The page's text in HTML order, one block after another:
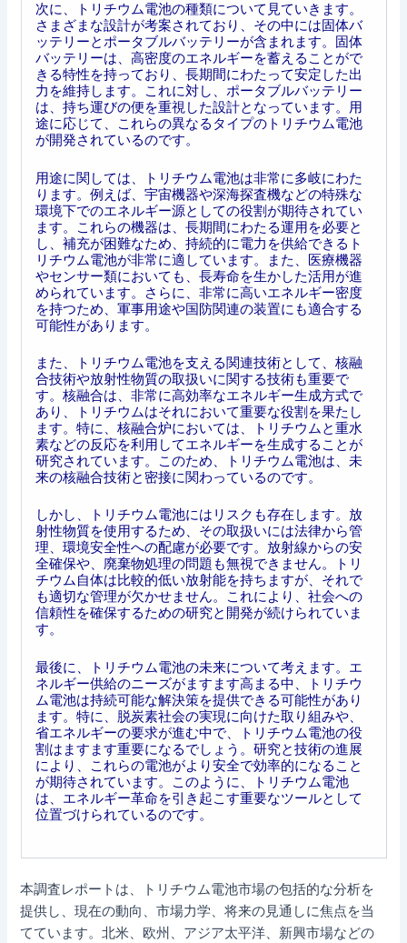
次に、トリチウム電池の種類について見ていきます。
さまざまな設計が考案されており、その中には固体バ
ッテリーとポータブルバッテリーが含まれます。固体
バッテリーは、高密度のエネルギーを蓄えることがで
きる特性を持っており、長期間にわたって安定した出
力を維持します。これに対し、ポータブルバッテリー
は、持ち運びの便を重視した設計となっています。用
途に応じて、これらの異なるタイプのトリチウム電池
が開発されているのです。
用途に関しては、トリチウム電池は非常に多岐にわた
ります。例えば、宇宙機器や深海探査機などの特殊な
環境下でのエネルギー源としての役割が期待されてい
ます。これらの機器は、長期間にわたる運用を必要と
し、補充が困難なため、持続的に電力を供給できるト
リチウム電池が非常に適しています。また、医療機器
やセンサー類においても、長寿命を生かした活用が進
められています。さらに、非常に高いエネルギー密度
を持つため、軍事用途や国防関連の装置にも適合する
可能性があります。
また、トリチウム電池を支える関連技術として、核融
合技術や放射性物質の取扱いに関する技術も重要で
す。核融合は、非常に高効率なエネルギー生成方式で
あり、トリチウムはそれにおいて重要な役割を果たし
ます。特に、核融合炉においては、トリチウムと重水
素などの反応を利用してエネルギーを生成することが
研究されています。このため、トリチウム電池は、未
来の核融合技術と密接に関わっているのです。
しかし、トリチウム電池にはリスクも存在します。放
射性物質を使用するため、その取扱いには法律から管
理、環境安全性への配慮が必要です。放射線からの安
全確保や、廃棄物処理の問題も無視できません。トリ
チウム自体は比較的低い放射能を持ちますが、それで
も適切な管理が欠かせません。これにより、社会への
信頼性を確保するための研究と開発が続けられていま
す。
最後に、トリチウム電池の未来について考えます。エ
ネルギー供給のニーズがますます高まる中、トリチウ
ム電池は持続可能な解決策を提供できる可能性があり
ます。特に、脱炭素社会の実現に向けた取り組みや、
省エネルギーの要求が進む中で、トリチウム電池の役
割はますます重要になるでしょう。研究と技術の進展
により、これらの電池がより安全で効率的になること
が期待されています。このように、トリチウム電池
は、エネルギー革命を引き起こす重要なツールとして
位置づけられているのです。
本調査レポートは、トリチウム電池市場の包括的な分析を
提供し、現在の動向、市場力学、将来の見通しに焦点を当
てています。北米、欧州、アジア太平洋、新興市場などの